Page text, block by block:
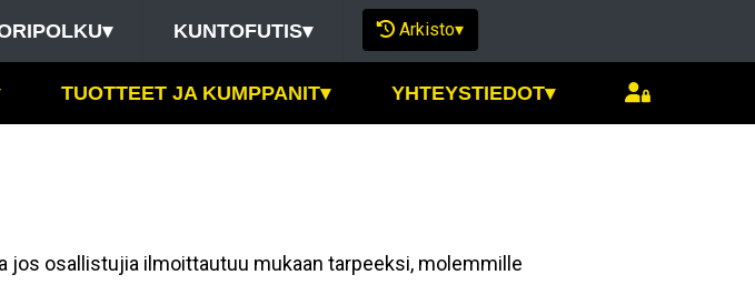
▾ KUNTOFUTIS▾ Arkisto▾
TUOTTEET JA KUMPPANIT▾ YHTEYSTIEDOT▾
osallistujia ilmoittautuu mukaan tarpeeksi, molemmille